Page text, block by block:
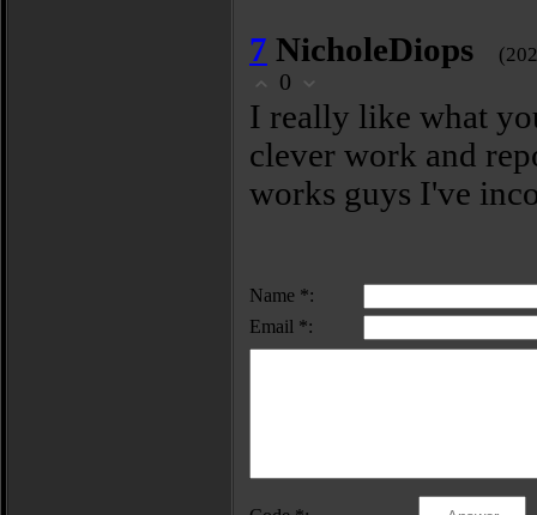
7 NicholeDiops
0
I really like what
clever work and
works guys I've
Name *:
Email *: